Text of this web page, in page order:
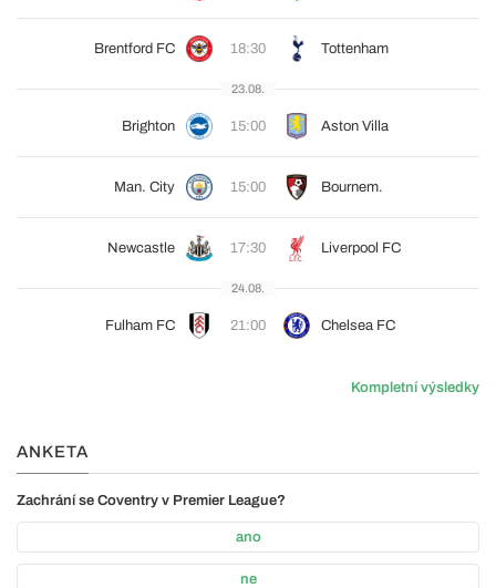
Brentford FC 18:30 Tottenham
23.08.
Brighton 15:00 Aston Villa
Man. City 15:00 Bournem.
Newcastle 17:30 Liverpool FC
24.08.
Fulham FC 21:00 Chelsea FC
Kompletní výsledky
ANKETA
Zachrání se Coventry v Premier League?
ano
ne